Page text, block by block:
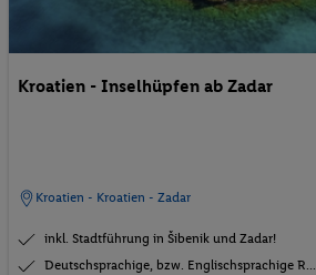
Kroatien - Inselhüpfen ab Zadar
Kroatien - Kroatien - Zadar
inkl. Stadtführung in Šibenik und Zadar!
Deutschsprachige, bzw. Englischsprachige R...